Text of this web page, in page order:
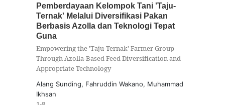
Pemberdayaan Kelompok Tani 'Taju-
Ternak' Melalui Diversifikasi Pakan
Berbasis Azolla dan Teknologi Tepat
Guna
Empowering the 'Taju-Ternak' Farmer Group
Through Azolla-Based Feed Diversification and
Appropriate Technology
Alang Sunding, Fahruddin Wakano, Muhammad
Ikhsan